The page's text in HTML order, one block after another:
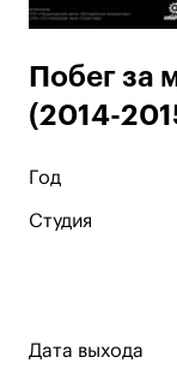
Побег за
(2014-
Год
Студия
Дата выхода